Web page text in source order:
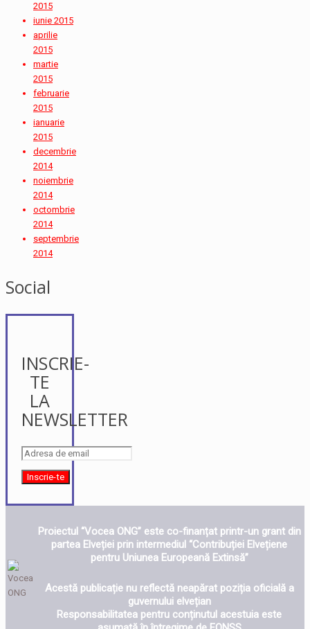
2015
iunie 2015
aprilie
2015
martie
2015
februarie
2015
ianuarie
2015
decembrie
2014
noiembrie
2014
octombrie
2014
septembrie
2014
Social
INSCRIE-
TE
LA
NEWSLETTER
Proiectul “Vocea ONG” este co-finanțat printr-un grant din
partea Elveției prin intermediul “Contribuției Elvețiene
pentru Uniunea Europeană Extinsă”
Acestă publicație nu reflectă neapărat poziția oficială a
guvernului elvețian
Responsabilitatea pentru conținutul acestuia este